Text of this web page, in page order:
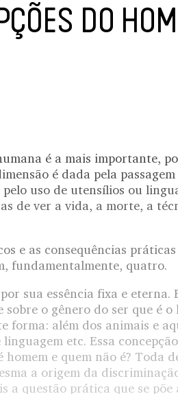
DO
é a mais importante,
é dada pela
uso de utensílios ou
de ver a vida, a morte, a
e as consequências
fundamentalmente, quatro.
sua essência fixa e eterna.
o gênero do ser que é
além dos animais e
etc. Essa
homem e quem não é? Toda
a origem da
a questão prática que se põe